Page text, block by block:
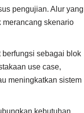
pengujian. Alur yang
merancang skenario
sebagai blok
use case,
meningkatkan sistem
kebutuhan